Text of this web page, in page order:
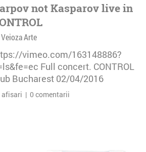
not Kasparov live in
Arte
vimeo.com/163148886?
Full concert. CONTROL
Bucharest 02/04/2016
afisari | 0 comentarii